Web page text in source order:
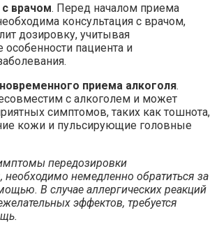
с врачом. Перед началом приема
консультация с врачом,
дозировку, учитывая
пациента и
приема алкоголя.
с алкоголем и может
симптомов, таких как тошнота,
кожи и пульсирующие головные
передозировки
немедленно обратиться за
В случае аллергических реакций
эффектов, требуется